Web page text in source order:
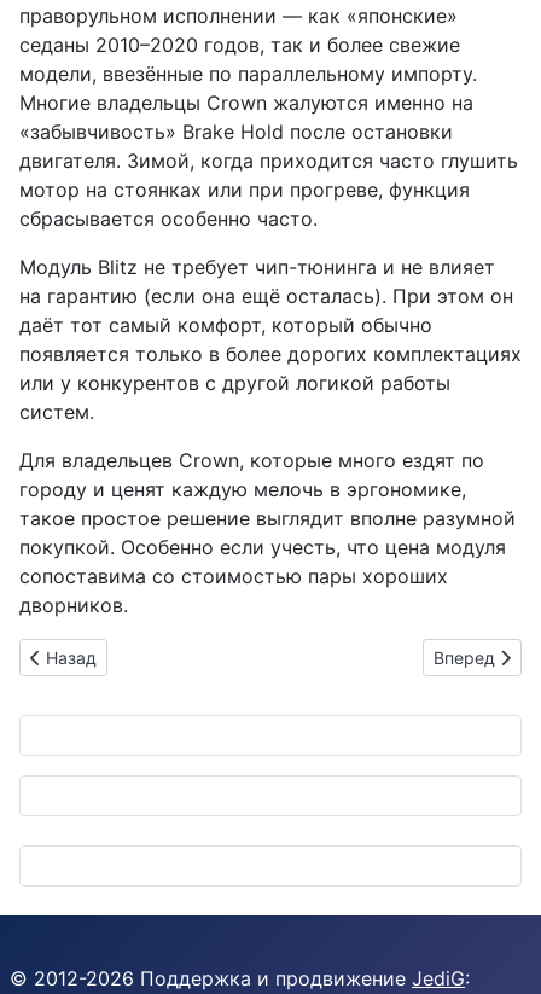
праворульном исполнении — как «японские»
седаны 2010–2020 годов, так и более свежие
модели, ввезённые по параллельному импорту.
Многие владельцы Crown жалуются именно на
«забывчивость» Brake Hold после остановки
двигателя. Зимой, когда приходится часто глушить
мотор на стоянках или при прогреве, функция
сбрасывается особенно часто.
Модуль Blitz не требует чип-тюнинга и не влияет
на гарантию (если она ещё осталась). При этом он
даёт тот самый комфорт, который обычно
появляется только в более дорогих комплектациях
или у конкурентов с другой логикой работы
систем.
Для владельцев Crown, которые много ездят по
городу и ценят каждую мелочь в эргономике,
такое простое решение выглядит вполне разумной
покупкой. Особенно если учесть, что цена модуля
сопоставима со стоимостью пары хороших
дворников.
Предыдущий: Tomei Powered выпустила карбоновые
Назад Следующий:
Вперед
© 2012-2026 Поддержка и продвижение JediG: